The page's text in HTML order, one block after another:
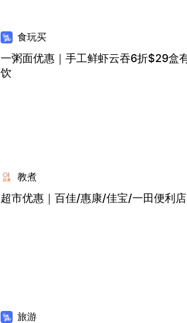
食玩买
一粥面优惠｜手工鲜虾云吞6折$29盒
饮
教煮
超市优惠｜百佳/惠康/佳宝/一田便利
旅游